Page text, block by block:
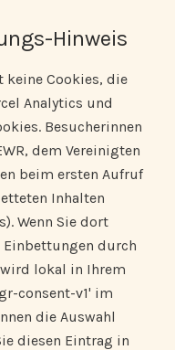
Hinweis
keine Cookies, die
Analytics und
Besucherinnen
dem Vereinigten
beim ersten Aufruf
Inhalten
Wenn Sie dort
Einbettungen durch
lokal in Ihrem
consent-v1' im
die Auswahl
diesen Eintrag in